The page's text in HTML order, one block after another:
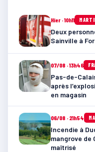
Hier · 10h11
Deux
Sainville à
07/08 · 13h46
Pas-de-
après
en magasin
06/08 · 21h54
Incendie à
mangrove de
maîtrisé